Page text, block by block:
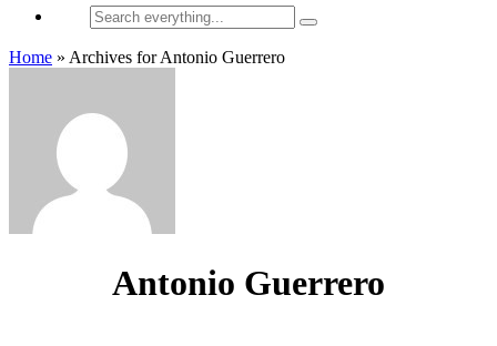
Search
everything...
Home » Archives for Antonio Guerrero
Antonio Guerrero